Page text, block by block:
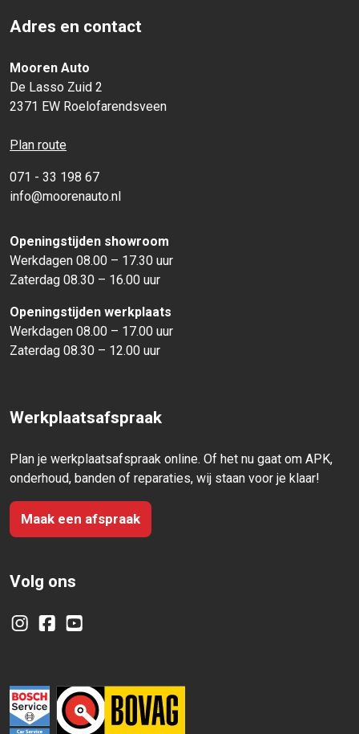
Adres en contact
Mooren Auto
De Lasso Zuid 2
2371 EW Roelofarendsveen
Plan route
071 - 33 198 67
info@moorenauto.nl
Openingstijden showroom
Werkdagen 08.00 – 17.30 uur
Zaterdag 08.30 – 16.00 uur
Openingstijden werkplaats
Werkdagen 08.00 – 17.00 uur
Zaterdag 08.30 – 12.00 uur
Werkplaatsafspraak
Plan je werkplaatsafspraak online. Of het nu gaat om APK,
onderhoud, banden of reparaties, wij staan voor je klaar!
Maak een afspraak
Volg ons
Instagram
FacebookYouTube